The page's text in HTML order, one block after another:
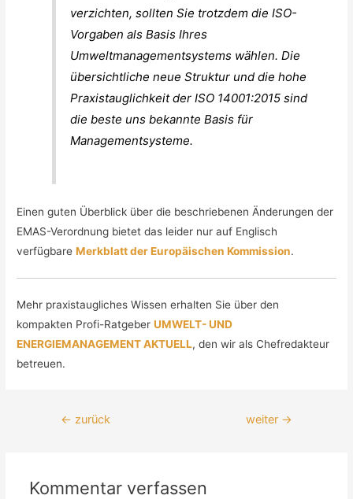
verzichten, sollten Sie trotzdem die ISO-
Vorgaben als Basis Ihres
Umweltmanagementsystems wählen. Die
übersichtliche neue Struktur und die hohe
Praxistauglichkeit der ISO 14001:2015 sind
die beste uns bekannte Basis für
Managementsysteme.
Einen guten Überblick über die beschriebenen Änderungen der
EMAS-Verordnung bietet das leider nur auf Englisch
verfügbareMerkblatt der Europäischen Kommission.
Mehr praxistaugliches Wissen erhalten Sie über den
kompakten Profi-RatgeberUMWELT- UND
ENERGIEMANAGEMENT AKTUELL, den wir als Chefredakteur
betreuen.
← zurück weiter →
Kommentar verfassen